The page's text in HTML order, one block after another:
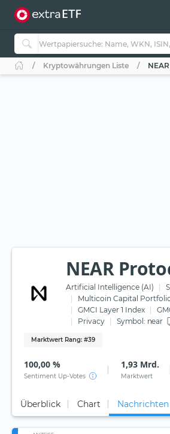
Kryptowährungen Liste
NEAR
Artificial Intelligence (AI)
Multicoin Capital
GMCI Layer 1 Index
Privacy
Symbol: near
Marktwert Rang: #39
100,00 %
Sentiment Up-Votes
1,93 Mrd.
Marktwert
Überblick Chart Nachrichten